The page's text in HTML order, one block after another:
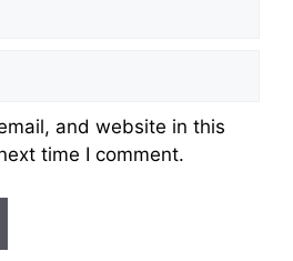
and website in this
time I comment.